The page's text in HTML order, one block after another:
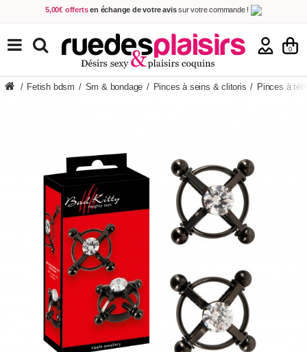
5,00€ offerts en échange de votre avissur votre commande !
Achetez aujourd'hui. Décidez quand payer !
Livraison en 48h
au prix de 2,90 € ! (Offerte dès 69,00€ d'achat)
0
TOUS NOS PRODUITS
/ Fetish bdsm / Sm & bondage / Pinces à seins & clitoris / Pinces à